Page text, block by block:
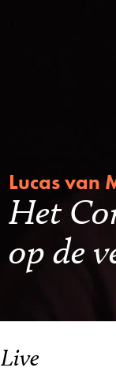
Lucas van
Het
op de
Live